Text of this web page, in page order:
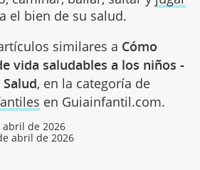
el bien de su salud.
similares a Cómo
vida saludables a los niños -
, en la categoría de
en Guiainfantil.com.
abril de 2026
abril de 2026